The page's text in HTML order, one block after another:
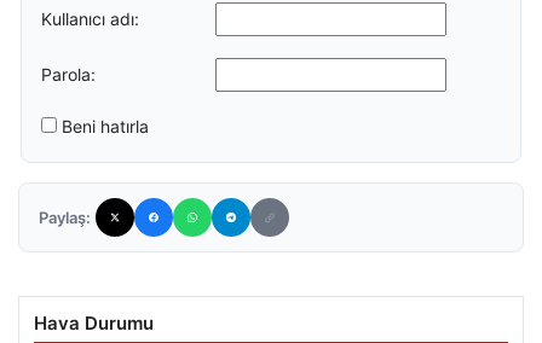
Kullanıcı adı:
Parola:
Beni hatırla
Paylaş:
Hava Durumu